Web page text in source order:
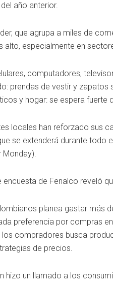
año anterior.
que agrupa a miles de
alto, especialmente en
computadores,
prendas de vestir y zapatos
y hogar: se espera fuerte
locales han reforzado sus
se extenderá durante todo
Monday).
encuesta de Fenalco reveló
planea gastar más
preferencia por compras
los compradores busca
de precios.
hizo un llamado a los